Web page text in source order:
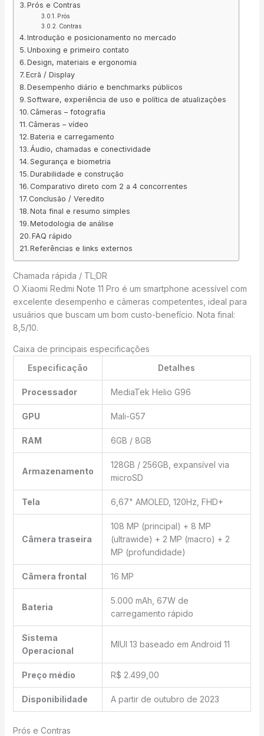
Prós e Contras
Prós
Contras
Introdução e posicionamento no mercado
Unboxing e primeiro contato
Design, materiais e ergonomia
Ecrã / Display
Desempenho diário e benchmarks públicos
Software, experiência de uso e política de atualizações
Câmeras – fotografia
Câmeras – vídeo
Bateria e carregamento
Áudio, chamadas e conectividade
Segurança e biometria
Durabilidade e construção
Comparativo direto com 2 a 4 concorrentes
Conclusão / Veredito
Nota final e resumo simples
Metodologia de análise
FAQ rápido
Referências e links externos
Chamada rápida / TL;DR
O Xiaomi Redmi Note 11 Pro é um smartphone acessível com
excelente desempenho e câmeras competentes, ideal para
usuários que buscam um bom custo-benefício. Nota final:
8,5/10.
Caixa de principais especificações
Especificação
Detalhes
Processador MediaTek Helio G96
GPU Mali-G57
RAM 6GB / 8GB
Armazenamento
128GB / 256GB, expansível via
microSD
Tela 6,67" AMOLED, 120Hz, FHD+
Câmera traseira
108 MP (principal) + 8 MP
(ultrawide) + 2 MP (macro) + 2
MP (profundidade)
Câmera frontal 16 MP
Bateria
5.000 mAh, 67W de
carregamento rápido
Sistema
Operacional
MIUI 13 baseado em Android 11
Preço médio R$ 2.499,00
Disponibilidade A partir de outubro de 2023
Prós e Contras